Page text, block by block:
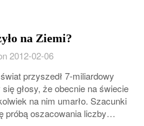
na Ziemi?
2012-02-06
przyszedł 7-miliardowy
głosy, że obecnie na świecie
na nim umarło. Szacunki
próbą oszacowania liczby…